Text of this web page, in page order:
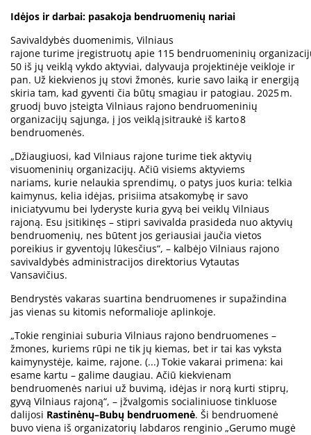
Idėjos ir darbai: pasakoja bendruomenių nariai
Savivaldybės duomenimis, Vilniaus
rajone turime įregistruotų apie 115 bendruomeninių
50 iš jų veiklą vykdo aktyviai, dalyvauja projektinėje veikloje ir
pan. Už kiekvienos jų stovi žmonės, kurie savo laiką ir energiją
skiria tam, kad gyventi čia būtų smagiau ir patogiau. 2025 m.
gruodį buvo įsteigta Vilniaus rajono bendruomeninių
organizacijų sąjunga, į jos veiklą įsitraukė iš karto 8
bendruomenės.
„Džiaugiuosi, kad Vilniaus rajone turime tiek aktyvių
visuomeninių organizacijų. Ačiū visiems aktyviems
nariams, kurie nelaukia sprendimų, o patys juos kuria: telkia
kaimynus, kelia idėjas, prisiima atsakomybę ir savo
iniciatyvumu bei lyderyste kuria gyvą bei veiklų Vilniaus
rajoną. Esu įsitikinęs – stipri savivalda prasideda nuo aktyvių
bendruomenių, nes būtent jos geriausiai jaučia vietos
poreikius ir gyventojų lūkesčius“, – kalbėjo Vilniaus rajono
savivaldybės administracijos direktorius Vytautas
Vansavičius.
Bendrystės vakaras suartina bendruomenes ir supažindina
jas vienas su kitomis neformalioje aplinkoje.
„Tokie renginiai suburia Vilniaus rajono bendruomenes –
žmones, kuriems rūpi ne tik jų kiemas, bet ir tai kas vyksta
kaimynystėje, kaime, rajone. (...) Tokie vakarai primena: kai
esame kartu – galime daugiau. Ačiū kiekvienam
bendruomenės nariui už buvimą, idėjas ir norą kurti stiprų,
gyvą Vilniaus rajoną“, – įžvalgomis socialiniuose tinkluose
dalijosi Rastinėnų–Bubų bendruomenė. Ši bendruomenė
buvo viena iš organizatorių labdaros renginio „Gerumo mugė